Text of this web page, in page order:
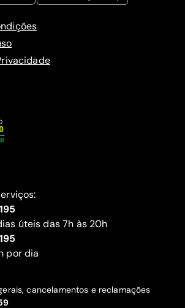
úteis das 7h às 20h
por dia
cancelamentos e reclamações